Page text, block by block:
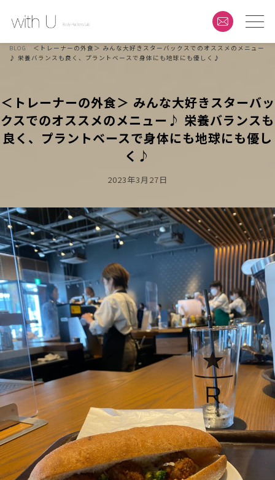
BLOG
＜トレーナーの外食＞ みんな大好きスターバックスでのオススメのメニュー
♪ 栄養バランスも良く、プラントベースで身体にも地球にも優しく♪
＜トレーナーの外食＞ みんな大好きスターバッ
クスでのオススメのメニュー♪ 栄養バランスも
良く、プラントベースで身体にも地球にも優し
く♪
Posted
2023年3月27日